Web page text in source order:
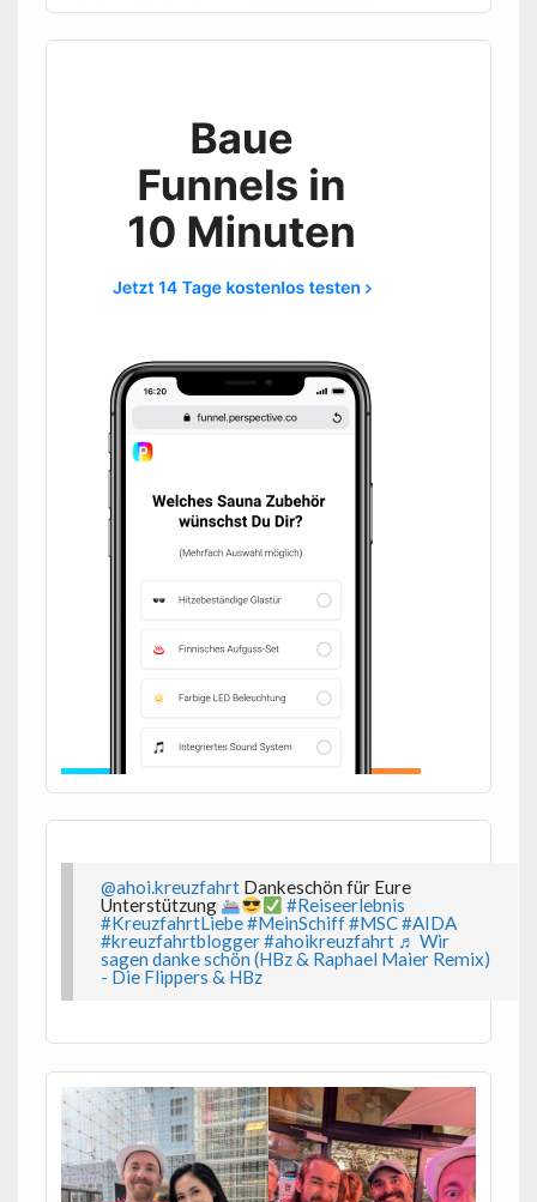
@ahoi.kreuzfahrt Dankeschön für Eure
Unterstützung
#Reiseerlebnis
#KreuzfahrtLiebe#MeinSchiff#MSC#AIDA
#kreuzfahrtblogger#ahoikreuzfahrt ♬ Wir
sagen danke schön (HBz & Raphael Maier Remix)
- Die Flippers & HBz